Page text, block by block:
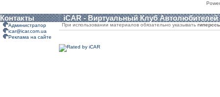
Контакты iCAR - Виртуальный Клуб Автолюбителей
Администратор
icar@icar.com.ua
Реклама на сайте
При использовании материалов обязательно указывать